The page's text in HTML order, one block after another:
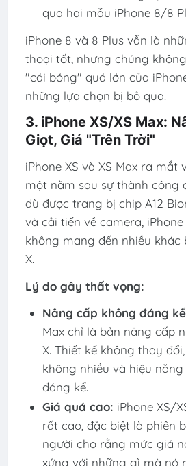
qua hai mẫu iPhone 8/8
iPhone 8 và 8 Plus vẫn là
thoại tốt, nhưng chúng
"cái bóng" quá lớn của
những lựa chọn bị bỏ qua.
3. iPhone XS/XS Max:
Giọt, Giá "Trên Trời"
iPhone XS và XS Max ra mắt
một năm sau sự thành công
dù được trang bị chip A12
và cải tiến về camera, iPhone
không mang đến nhiều khác
X.
Lý do gây thất vọng:
Nâng cấp không đáng
Max chỉ là bản nâng cấp
X. Thiết kế không thay
không nhiều và hiệu
đáng kể.
Giá quá cao: iPhone XS/
rất cao, đặc biệt là phiên
người cho rằng mức giá
xứng với những gì mà nó